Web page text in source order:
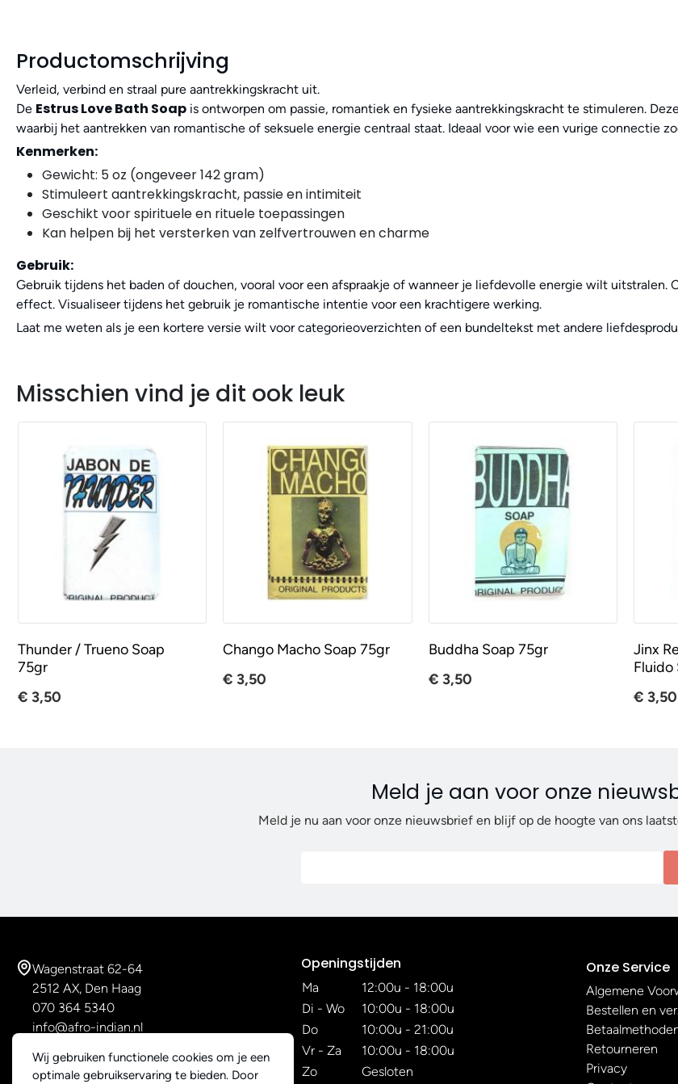
Wij gebruiken functionele cookies om je een
optimale gebruikservaring te bieden. Door
Productomschrijving
Verleid, verbind en straal pure aantrekkingskracht uit.
De Estrus Love Bath Soap is ontworpen om passie, romantiek en fysieke aantrekkingskracht te stimuleren.
waarbij het aantrekken van romantische of seksuele energie centraal staat. Ideaal voor wie een vurige connectie
Kenmerken:
Gewicht: 5 oz (ongeveer 142 gram)
Stimuleert aantrekkingskracht, passie en intimiteit
Geschikt voor spirituele en rituele toepassingen
Kan helpen bij het versterken van zelfvertrouwen en charme
Gebruik:
Gebruik tijdens het baden of douchen, vooral voor een afspraakje of wanneer je liefdevolle energie wilt
effect. Visualiseer tijdens het gebruik je romantische intentie voor een krachtigere werking.
Laat me weten als je een kortere versie wilt voor categorieoverzichten of een bundeltekst met andere
Misschien vind je dit ook leuk
Thunder / Trueno Soap
75gr
€ 3,50
Chango Macho Soap 75gr
€ 3,50
Buddha Soap 75gr
€ 3,50
Jinx
Fluido
€ 3,50
Meld je aan voor onze
Meld je nu aan voor onze nieuwsbrief en blijf op de hoogte van ons
Wagenstraat 62-64
2512 AX, Den Haag
070 364 5340
info@afro-indian.nl
Openingstijden
Ma
12:00u - 18:00u
Di - Wo
10:00u - 18:00u
Do
10:00u - 21:00u
Vr - Za
10:00u - 18:00u
Zo
Gesloten
Onze Service
Algemene
Bestellen en
Retourneren
Privacy